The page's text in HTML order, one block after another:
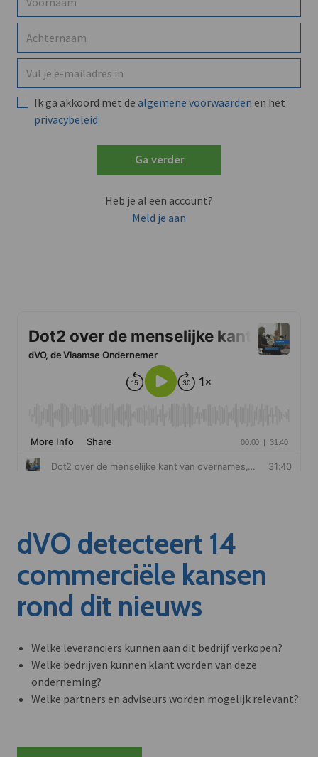
Ik ga akkoord met de algemene voorwaarden en het
privacybeleid
Ga verder
Heb je al een account?
Meld je aan
dVO detecteert 14
commerciële kansen
rond dit nieuws
Welke leveranciers kunnen aan dit bedrijf verkopen?
Welke bedrijven kunnen klant worden van deze
onderneming?
Welke partners en adviseurs worden mogelijk relevant?